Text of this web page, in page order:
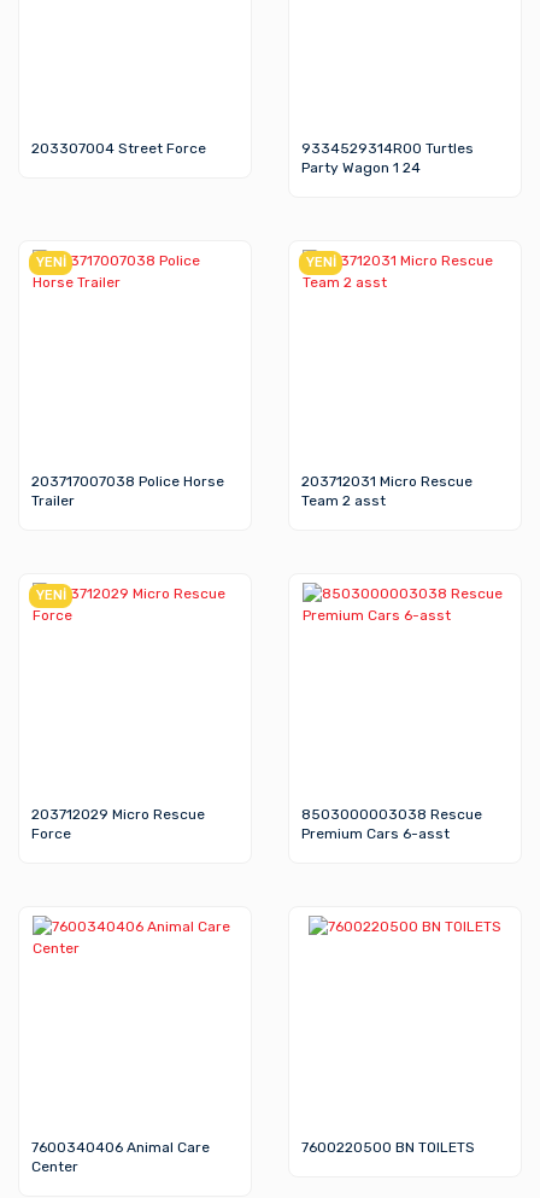
203307004 Street Force
9334529314R00 Turtles
Party Wagon 1 24
YENİ
203717007038 Police Horse
Trailer
YENİ
203712031 Micro Rescue
Team 2 asst
YENİ
203712029 Micro Rescue
Force
8503000003038 Rescue
Premium Cars 6-asst
7600340406 Animal Care
Center
7600220500 BN TOILETS